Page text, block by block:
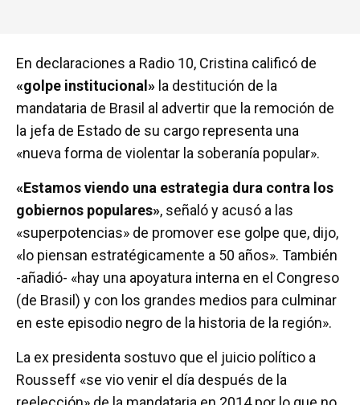
En declaraciones a Radio 10, Cristina calificó de
«golpe institucional» la destitución de la
mandataria de Brasil al advertir que la remoción de
la jefa de Estado de su cargo representa una
«nueva forma de violentar la soberanía popular».
«Estamos viendo una estrategia dura contra los
gobiernos populares», señaló y acusó a las
«superpotencias» de promover ese golpe que, dijo,
«lo piensan estratégicamente a 50 años». También
-añadió- «hay una apoyatura interna en el Congreso
(de Brasil) y con los grandes medios para culminar
en este episodio negro de la historia de la región».
La ex presidenta sostuvo que el juicio político a
Rousseff «se vio venir el día después de la